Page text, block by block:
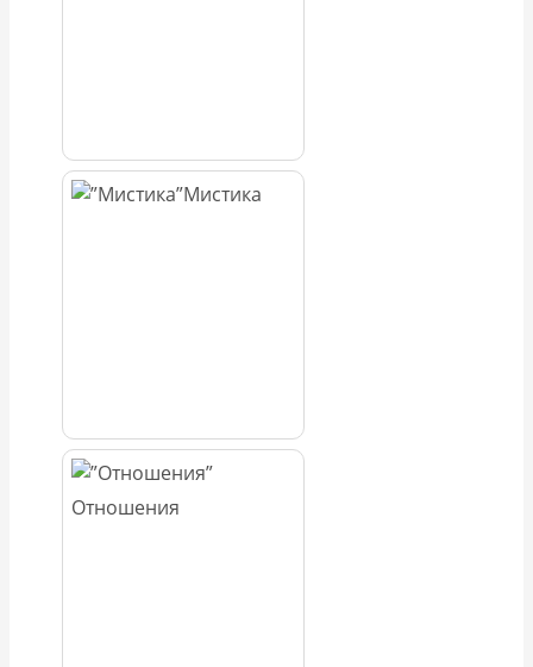
Мистика
Отношения